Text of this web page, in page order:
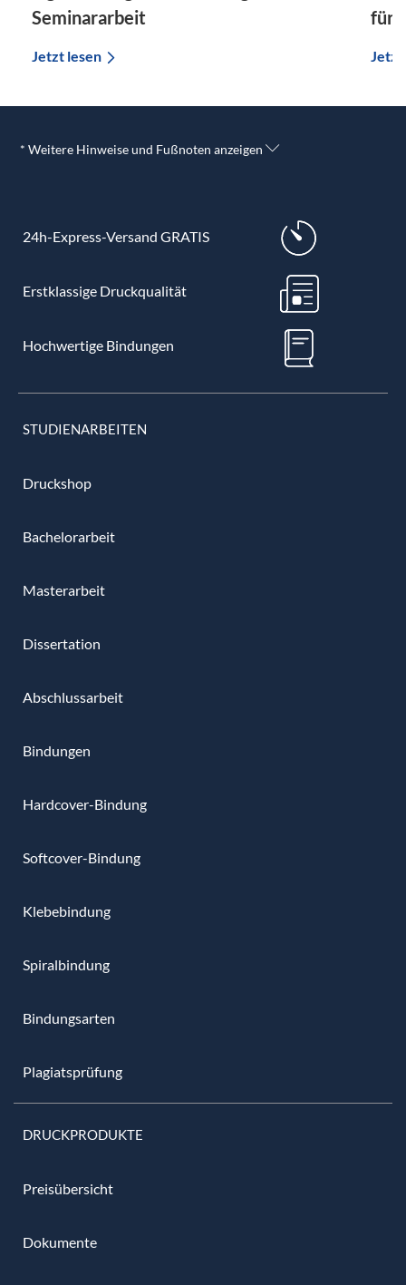
Seminararbeit
Jetzt lesen
für
Jetzt
* Weitere Hinweise und Fußnoten anzeigen
24h-Express-Versand GRATIS
Erstklassige Druckqualität
Hochwertige Bindungen
STUDIENARBEITEN
Druckshop
Bachelorarbeit
Masterarbeit
Dissertation
Abschlussarbeit
Bindungen
Hardcover-Bindung
Softcover-Bindung
Klebebindung
Spiralbindung
Bindungsarten
Plagiatsprüfung
DRUCKPRODUKTE
Preisübersicht
Dokumente